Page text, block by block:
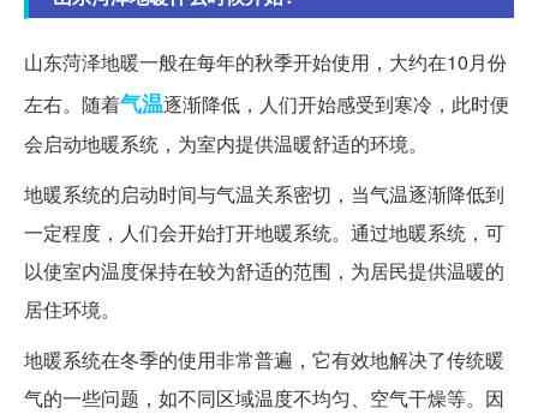
山东菏泽地暖一般在每年的秋季开始使用，大约在10月份
左右。随着气温逐渐降低，人们开始感受到寒冷，此时便
会启动地暖系统，为室内提供温暖舒适的环境。
地暖系统的启动时间与气温关系密切，当气温逐渐降低到
一定程度，人们会开始打开地暖系统。通过地暖系统，可
以使室内温度保持在较为舒适的范围，为居民提供温暖的
居住环境。
地暖系统在冬季的使用非常普遍，它有效地解决了传统暖
气的一些问题，如不同区域温度不均匀、空气干燥等。因